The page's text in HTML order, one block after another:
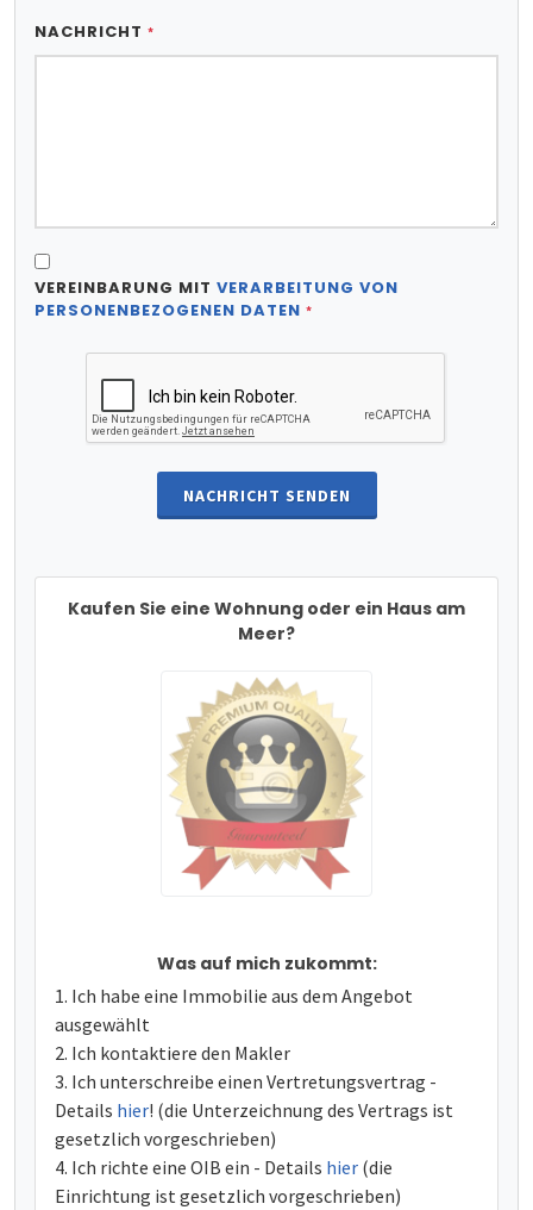
NACHRICHT *
VEREINBARUNG MIT VERARBEITUNG VON
PERSONENBEZOGENEN DATEN *
NACHRICHT SENDEN
Kaufen Sie eine Wohnung oder ein Haus am
Meer?
Was auf mich zukommt:
Ich habe eine Immobilie aus dem Angebot
ausgewählt
Ich kontaktiere den Makler
Ich unterschreibe einen Vertretungsvertrag -
Details hier! (die Unterzeichnung des Vertrags ist
gesetzlich vorgeschrieben)
Ich richte eine OIB ein - Details hier (die
Einrichtung ist gesetzlich vorgeschrieben)